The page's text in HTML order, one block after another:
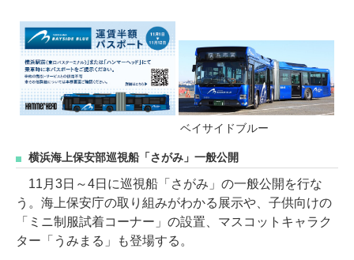
ベイサイドブルー
横浜海上保安部巡視船「さがみ」一般公開
11月3日～4日に巡視船「さがみ」の一般公開を行な
う。海上保安庁の取り組みがわかる展示や、子供向けの
「ミニ制服試着コーナー」の設置、マスコットキャラク
ター「うみまる」も登場する。